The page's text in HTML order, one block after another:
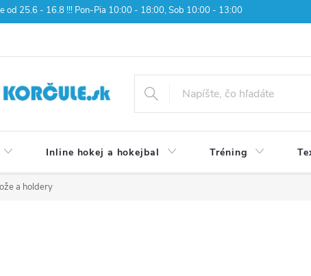
od 25.6 - 16.8 !!! Pon-Pia 10:00 - 18:00, Sob 10:00 - 13:00
Inline hokej a hokejbal Tréning
a holdery